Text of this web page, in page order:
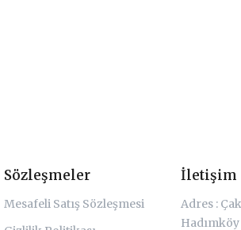
Sözleşmeler
Mesafeli Satış Sözleşmesi
İletişim
Adres :